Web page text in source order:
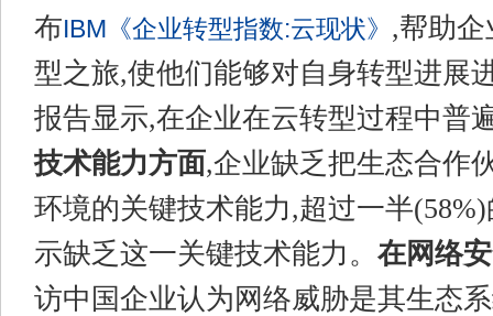
布IBM 《企业转型指数:云现状》 ,帮助
型之旅,使他们能够对自身转型进展
报告显示,在企业在云转型过程中普
技术能力方面,企业缺乏把生态合作
环境的关键技术能力,超过一半
示缺乏这一关键技术能力。 在网络
访中国企业认为网络威胁是其生态